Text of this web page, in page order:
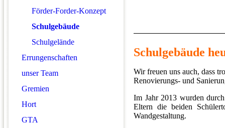
Förder-Forder-Konzept
Schulgebäude
Schulgelände
Errungenschaften
unser Team
Gremien
Hort
GTA
Schulgebäude
Wir freuen uns auch, dass
Renovierungs- und
Im Jahr 2013 wurden
Eltern die beiden
Wandgestaltung.